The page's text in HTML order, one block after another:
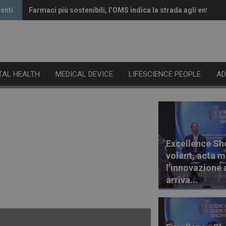
Farmaci più sostenibili, l’OMS indica la strada agli enti
Vaccini anti-Covid, il CHMP raccomanda l’aggiornamento
HEALTH MEDICAL DEVICE LIFESCIENCE PEOPLE
Excellence
volant, acta
l’innovazione
arriva...